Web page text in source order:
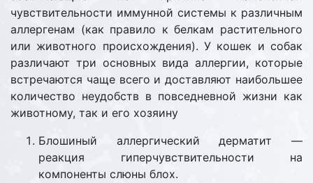
чувствительности иммунной системы к различным
аллергенам (как правило к белкам растительного
или животного происхождения). У кошек и собак
различают три основных вида аллергии, которые
встречаются чаще всего и доставляют наибольшее
количество неудобств в повседневной жизни как
животному, так и его хозяину
Блошиный аллергический дерматит —
реакция гиперчувствительности на
компоненты слюны блох.